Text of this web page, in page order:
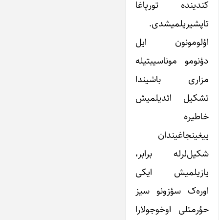
کندینده تورپاغا
تاپشیریلمیشدی.
اؤلومونون ایل
دؤنومو موناسیبتیله
مزاری باشیندا
تشکیل ائدیلمیش
خاطیره
ییغینجاغیندان
شکیل‌لرله برابر،
یازیلمیش ایکی
اوره‌ک سؤزونو سیز
حؤرمتلی اوخوجولارا